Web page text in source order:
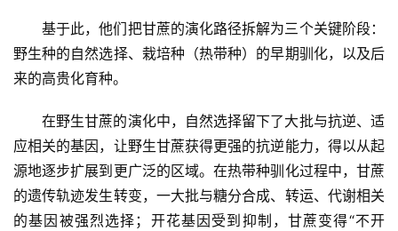
基于此，他们把甘蔗的演化路径拆解为三个关键阶段：
野生种的自然选择、栽培种（热带种）的早期驯化，以及后
来的高贵化育种。
在野生甘蔗的演化中，自然选择留下了大批与抗逆、适
应相关的基因，让野生甘蔗获得更强的抗逆能力，得以从起
源地逐步扩展到更广泛的区域。在热带种驯化过程中，甘蔗
的遗传轨迹发生转变，一大批与糖分合成、转运、代谢相关
的基因被强烈选择；开花基因受到抑制，甘蔗变得“不开